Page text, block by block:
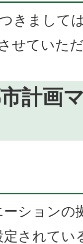
きまして
せていた
計画
ションの
されてい